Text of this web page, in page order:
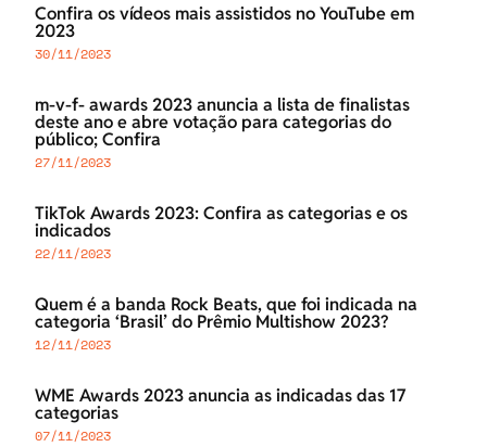
Confira os vídeos mais assistidos no YouTube em
2023
30/11/2023
m-v-f- awards 2023 anuncia a lista de finalistas
deste ano e abre votação para categorias do
público; Confira
27/11/2023
TikTok Awards 2023: Confira as categorias e os
indicados
22/11/2023
Quem é a banda Rock Beats, que foi indicada na
categoria ‘Brasil’ do Prêmio Multishow 2023?
12/11/2023
WME Awards 2023 anuncia as indicadas das 17
categorias
07/11/2023